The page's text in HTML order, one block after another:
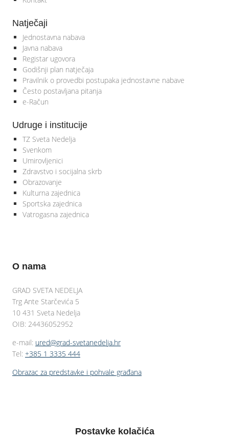
Natječaji
Jednostavna nabava
Javna nabava
Registar ugovora
Godišnji plan natječaja
Pravilnik o provedbi postupaka jednostavne nabave
Često postavljana pitanja
e-Račun
Udruge i institucije
TZ Sveta Nedelja
Svenkom
Umirovljenici
Zdravstvo i socijalna skrb
Obrazovanje
Kulturna zajednica
Sportska zajednica
Vatrogasna zajednica
O nama
GRAD SVETA NEDELJA
Trg Ante Starčevića 5
10 431 Sveta Nedelja
OIB: 24436052952
e-mail: ured@grad-svetanedelja.hr
Tel: +385 1 3335 444
Obrazac za predstavke i pohvale građana
Postavke kolačića